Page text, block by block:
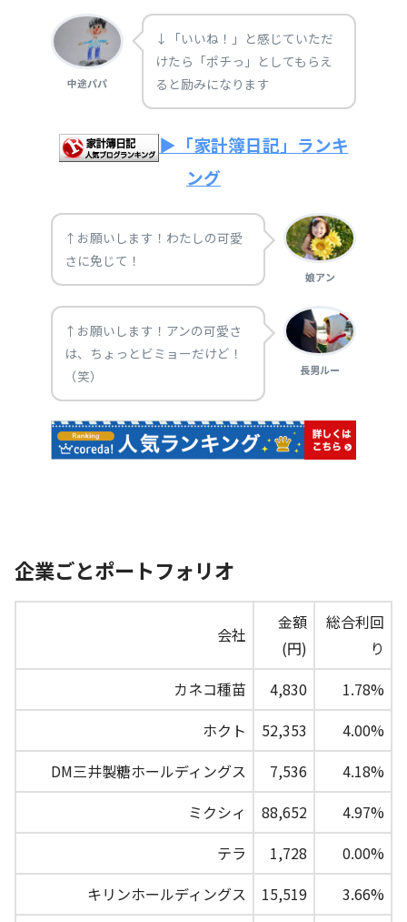
中途パパ
↓「いいね！」と感じていただ
けたら「ポチっ」としてもらえ
ると励みになります
▶「家計簿日記」ランキ
ング
↑お願いします！わたしの可愛
さに免じて！
娘アン
↑お願いします！アンの可愛さ
は、ちょっとビミョーだけど！
（笑）
長男ルー
企業ごとポートフォリオ
会社
金額
(円)
総合利回
り
カネコ種苗
4,830
1.78%
ホクト
52,353
4.00%
DM三井製糖ホールディングス
7,536
4.18%
ミクシィ
88,652
4.97%
テラ
1,728
0.00%
キリンホールディングス
15,519
3.66%